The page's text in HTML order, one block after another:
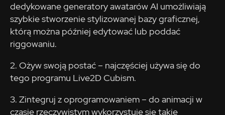
dedykowane generatory awatarów AI umożliwiają
szybkie stworzenie stylizowanej bazy graficznej,
którą można później edytować lub poddać
riggowaniu.
2. Ożyw swoją postać – najczęściej używa się do
tego programu Live2D Cubism.
3. Zintegruj z oprogramowaniem – do animacji w
czasie rzeczywistym wykorzystuje się takie